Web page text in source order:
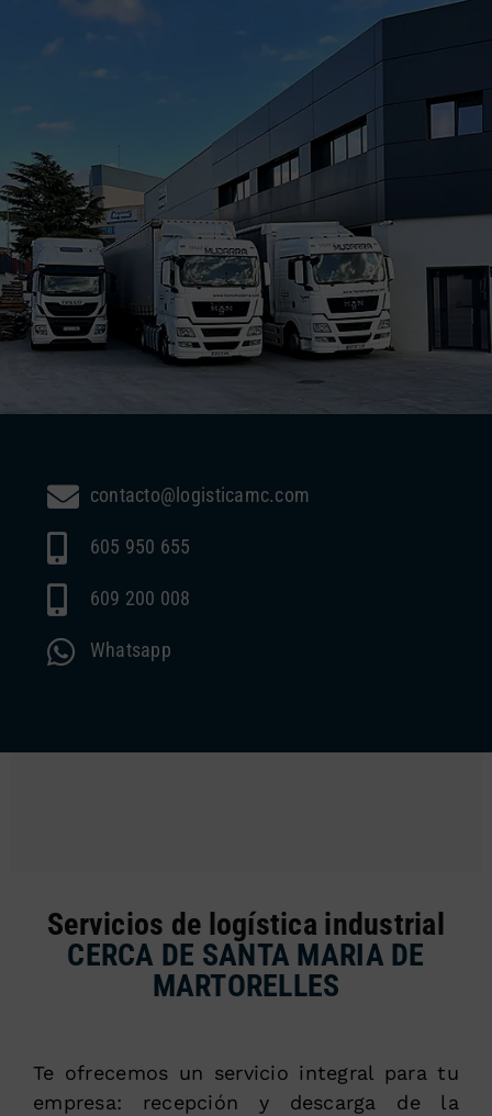
contacto@logisticamc.com
605 950 655
609 200 008
Whatsapp
Servicios de logística industrial
CERCA DE SANTA MARIA DE
MARTORELLES
Te ofrecemos un servicio integral para tu
empresa: recepción y descarga de la